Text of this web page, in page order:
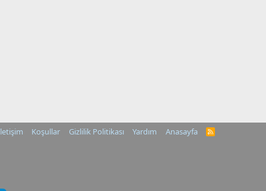
Koşullar Gizlilik Politikası Yardım Anasayfa
R